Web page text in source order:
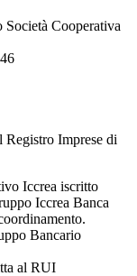
Cooperativa
Registro Imprese di
Iccrea iscritto
Iccrea Banca
Bancario
al RUI